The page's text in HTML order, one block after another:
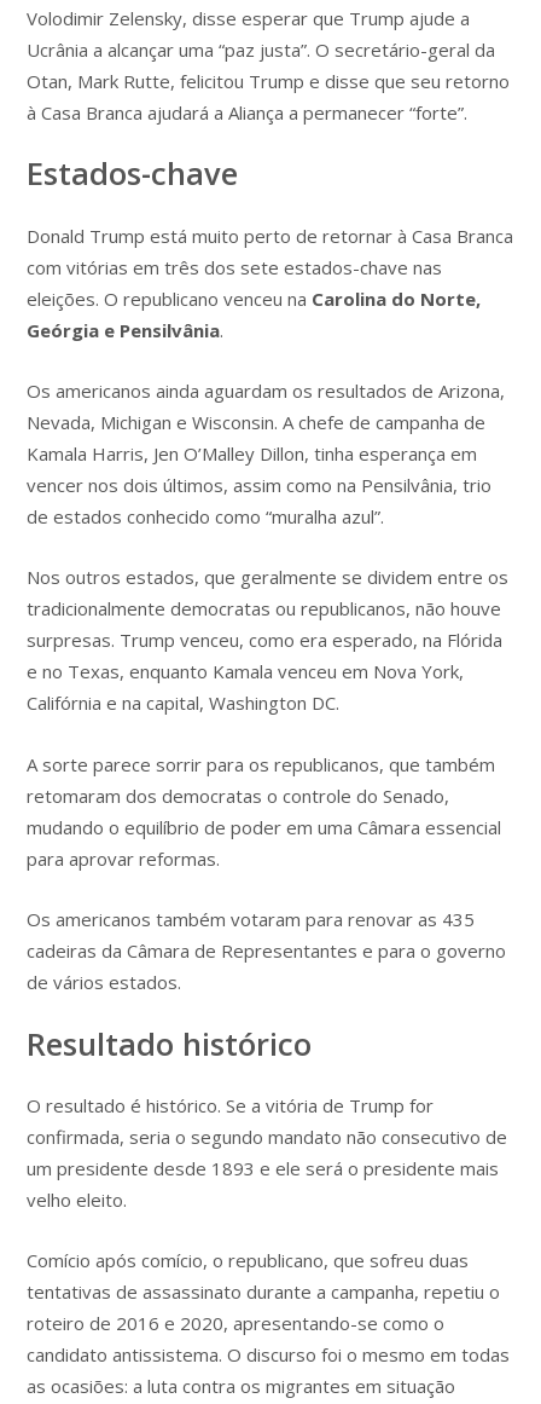
Volodimir Zelensky, disse esperar que Trump ajude a
Ucrânia a alcançar uma “paz justa”. O secretário-geral da
Otan, Mark Rutte, felicitou Trump e disse que seu retorno
à Casa Branca ajudará a Aliança a permanecer “forte”.
Estados-chave
Donald Trump está muito perto de retornar à Casa Branca
com vitórias em três dos sete estados-chave nas
eleições. O republicano venceu na Carolina do Norte,
Geórgia e Pensilvânia.
Os americanos ainda aguardam os resultados de Arizona,
Nevada, Michigan e Wisconsin. A chefe de campanha de
Kamala Harris, Jen O’Malley Dillon, tinha esperança em
vencer nos dois últimos, assim como na Pensilvânia, trio
de estados conhecido como “muralha azul”.
Nos outros estados, que geralmente se dividem entre os
tradicionalmente democratas ou republicanos, não houve
surpresas. Trump venceu, como era esperado, na Flórida
e no Texas, enquanto Kamala venceu em Nova York,
Califórnia e na capital, Washington DC.
A sorte parece sorrir para os republicanos, que também
retomaram dos democratas o controle do Senado,
mudando o equilíbrio de poder em uma Câmara essencial
para aprovar reformas.
Os americanos também votaram para renovar as 435
cadeiras da Câmara de Representantes e para o governo
de vários estados.
Resultado histórico
O resultado é histórico. Se a vitória de Trump for
confirmada, seria o segundo mandato não consecutivo de
um presidente desde 1893 e ele será o presidente mais
velho eleito.
Comício após comício, o republicano, que sofreu duas
tentativas de assassinato durante a campanha, repetiu o
roteiro de 2016 e 2020, apresentando-se como o
candidato antissistema. O discurso foi o mesmo em todas
as ocasiões: a luta contra os migrantes em situação